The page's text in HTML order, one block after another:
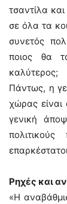
τσαντίλα
σε όλα τα
συνετός
ποιος θα
καλύτερος;
Πάντως, η
χώρας είναι
γενική
Ρηχές και
«Η